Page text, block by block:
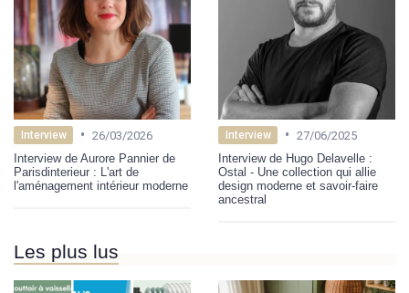
Interview • 26/03/2026
Interview de Aurore Pannier de
Parisdinterieur : L'art de
l'aménagement intérieur moderne
Interview • 27/06/2025
Interview de Hugo Delavelle :
Ostal - Une collection qui allie
design moderne et savoir-faire
ancestral
Les plus lus